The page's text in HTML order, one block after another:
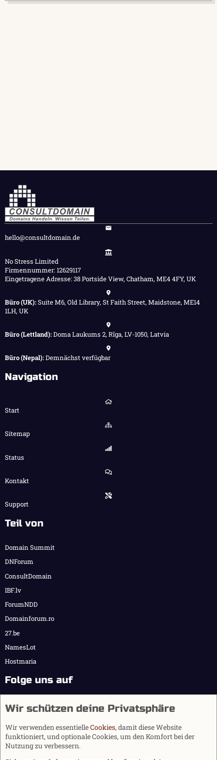
hello@consultdomain.de
No Stress Limited
Firmennummer: 12629117
Eingetragene Adresse: 38 Portside View, Chatham, ME4 4FY, UK
Büro (UK):Suite M6, Old Library, St Faith Street, Maidstone, ME14
1LH, UK
Büro (Lettland):Doma Laukums 2, Rīga, LV-1050, Latvia
Büro (Nepal):Demnächst verfügbar
Navigation
Start
Sitemap
Status
Kontakt
Support
Teil von
Domain Summit
DNForum
ConsultDomain
IBF.lv
ForumNDD
Domainforum.ro
27.be
NamesLot
Hostmaria
Folge uns auf
Wir schützen deine Privatsphäre
Wir verwenden essentielleCookies, damit diese Website
funktioniert, und optionale Cookies, um den Komfort bei der
Nutzung zu verbessern.